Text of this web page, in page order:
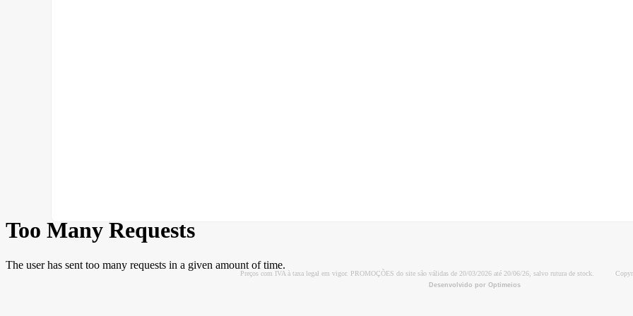
Preços com IVA à taxa legal em vigor. PROMOÇÕES do site são válidas de 20/03/2026 até 20/06/26, salvo rutura de stock.
Desenvolvido por Optimeios